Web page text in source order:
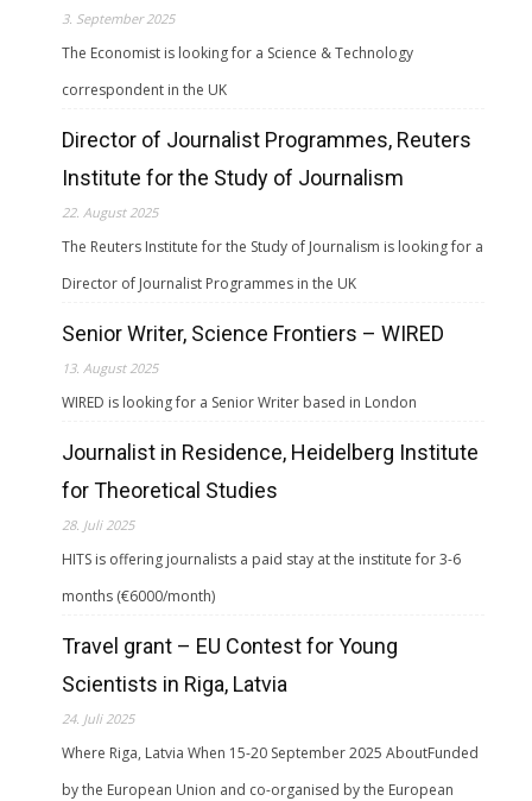
3. September 2025
The Economist is looking for a Science & Technology
correspondent in the UK
Director of Journalist Programmes, Reuters
Institute for the Study of Journalism
22. August 2025
The Reuters Institute for the Study of Journalism is looking for a
Director of Journalist Programmes in the UK
Senior Writer, Science Frontiers – WIRED
13. August 2025
WIRED is looking for a Senior Writer based in London
Journalist in Residence, Heidelberg Institute
for Theoretical Studies
28. Juli 2025
HITS is offering journalists a paid stay at the institute for 3-6
months (€6000/month)
Travel grant – EU Contest for Young
Scientists in Riga, Latvia
24. Juli 2025
Where Riga, Latvia When 15-20 September 2025 AboutFunded
by the European Union and co-organised by the European